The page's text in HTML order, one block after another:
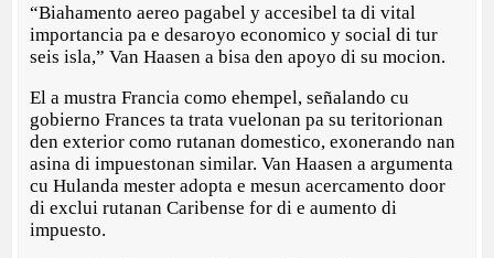
“Biahamento aereo pagabel y accesibel ta di vital
importancia pa e desaroyo economico y social di tur
seis isla,” Van Haasen a bisa den apoyo di su mocion.
El a mustra Francia como ehempel, señalando cu
gobierno Frances ta trata vuelonan pa su teritorionan
den exterior como rutanan domestico, exonerando nan
asina di impuestonan similar. Van Haasen a argumenta
cu Hulanda mester adopta e mesun acercamento door
di exclui rutanan Caribense for di e aumento di
impuesto.